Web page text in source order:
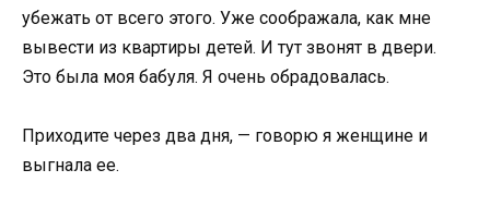
убежать от всего этого. Уже соображала, как мне
вывести из квартиры детей. И тут звонят в двери.
Это была моя бабуля. Я очень обрадовалась.
Приходите через два дня, — говорю я женщине и
выгнала ее.